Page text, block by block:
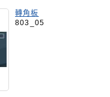
轉角板
803_05